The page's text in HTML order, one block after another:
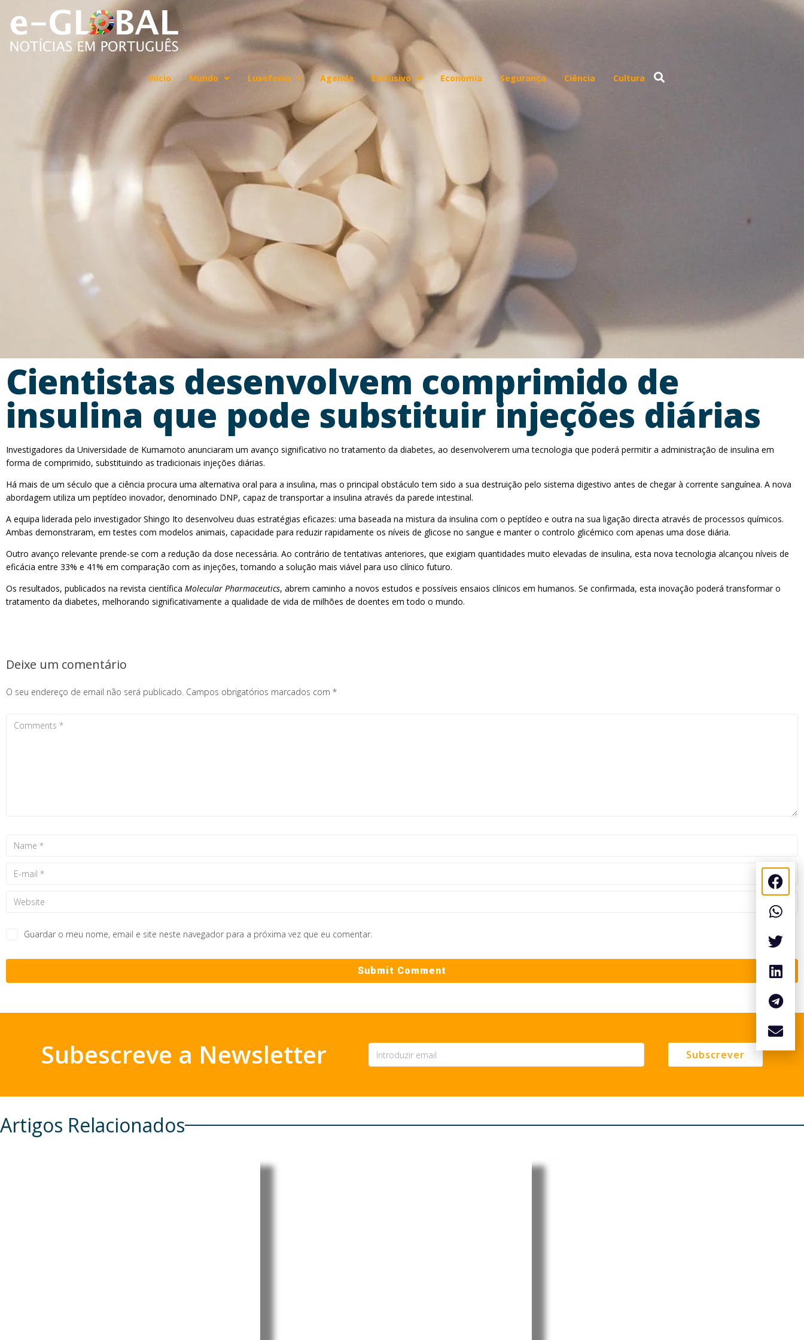
Início Mundo Lusofonia Agenda Exclusivo Economia Segurança Ciência Cultura
Cientistas desenvolvem comprimido de
insulina que pode substituir injeções diárias
Investigadores da Universidade de Kumamoto anunciaram um avanço significativo no tratamento da diabetes, ao desenvolverem uma tecnologia que poderá permitir a administração de insulina em
forma de comprimido, substituindo as tradicionais injeções diárias.
Há mais de um século que a ciência procura uma alternativa oral para a insulina, mas o principal obstáculo tem sido a sua destruição pelo sistema digestivo antes de chegar à corrente sanguínea. A nova
abordagem utiliza um peptídeo inovador, denominado DNP, capaz de transportar a insulina através da parede intestinal.
A equipa liderada pelo investigador Shingo Ito desenvolveu duas estratégias eficazes: uma baseada na mistura da insulina com o peptídeo e outra na sua ligação directa através de processos químicos.
Ambas demonstraram, em testes com modelos animais, capacidade para reduzir rapidamente os níveis de glicose no sangue e manter o controlo glicémico com apenas uma dose diária.
Outro avanço relevante prende-se com a redução da dose necessária. Ao contrário de tentativas anteriores, que exigiam quantidades muito elevadas de insulina, esta nova tecnologia alcançou níveis de
eficácia entre 33% e 41% em comparação com as injeções, tornando a solução mais viável para uso clínico futuro.
Os resultados, publicados na revista científica Molecular Pharmaceutics, abrem caminho a novos estudos e possíveis ensaios clínicos em humanos. Se confirmada, esta inovação poderá transformar o
tratamento da diabetes, melhorando significativamente a qualidade de vida de milhões de doentes em todo o mundo.
Deixe um comentário
O seu endereço de email não será publicado. Campos obrigatórios marcados com *
Guardar o meu nome, email e site neste navegador para a próxima vez que eu comentar.
Subescreve a Newsletter Subscrever
Artigos Relacionados